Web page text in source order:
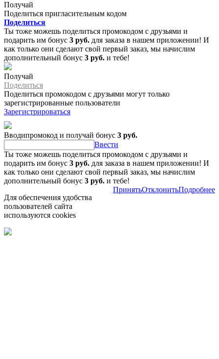
Получай
Поделиться пригласительным кодом
Поделиться
Ты тоже можешь поделиться промокодом с друзьями и
подарить им бонус 3 руб. для заказа в нашем приложении! И
как только они сделают свой первый заказ, мы начислим
дополнительный бонус 3 руб. и тебе!
Получай
Поделиться
Поделиться промокодом с друзьями могут только
зарегистрированные пользователи
Зарегистрироваться
Вводипромокод и получай бонус 3 руб.
Ввести
Ты тоже можешь поделиться промокодом с друзьями и
подарить им бонус 3 руб. для заказа в нашем приложении! И
как только они сделают свой первый заказ, мы начислим
дополнительный бонус 3 руб. и тебе!
Для обеспечения удобства
пользователей сайта
используются cookies
ПринятьОтклонитьПодробнее